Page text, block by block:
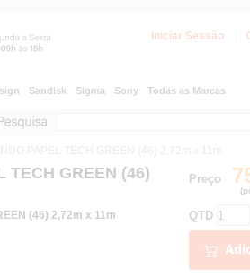
Iniciar Sessão
Sandisk Sigma Sony Todas as Marcas
PAPEL TECH GREEN (46) 2,72m x 11m
TECH GREEN (46)
(46) 2,72m x 11m
Preço
QTD